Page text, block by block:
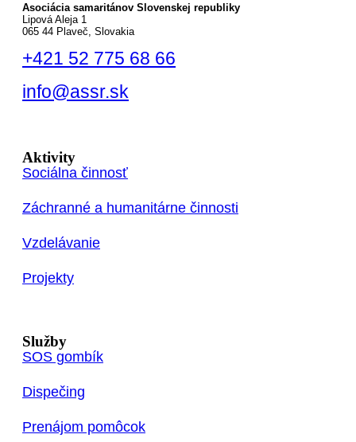
Asociácia samaritánov Slovenskej republiky
Lipová Aleja 1
065 44 Plaveč, Slovakia
+421 52 775 68 66
info@assr.sk
Aktivity
Sociálna činnosť
Záchranné a humanitárne činnosti
Vzdelávanie
Projekty
Služby
SOS gombík
Dispečing
Prenájom pomôcok